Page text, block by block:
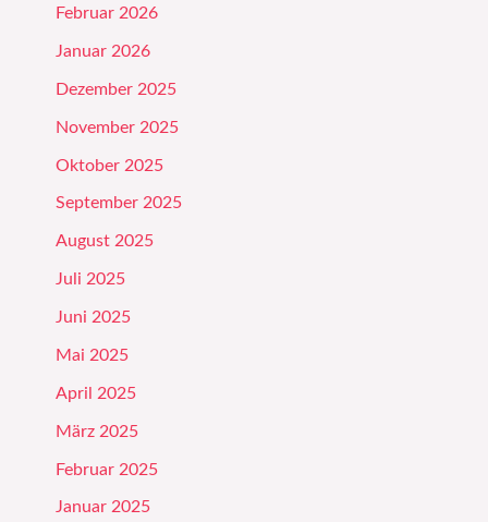
Februar 2026
Januar 2026
Dezember 2025
November 2025
Oktober 2025
September 2025
August 2025
Juli 2025
Juni 2025
Mai 2025
April 2025
März 2025
Februar 2025
Januar 2025